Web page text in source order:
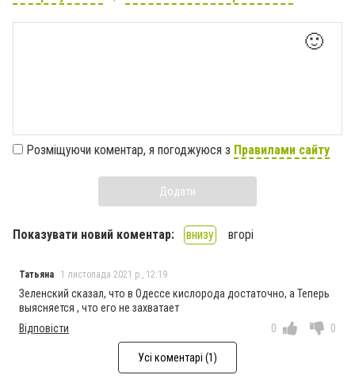
🙂
Розміщуючи коментар, я погоджуюся з Правилами сайту
Додати
Показувати новий коментар: внизу вгорі
Татьяна 1 листопада 2021 р., 12:19
Зеленский сказал, что в Одессе кислорода достаточно, а Теперь
выясняется , что его не захватает
Відповісти
0 0
Усі коментарі (1)